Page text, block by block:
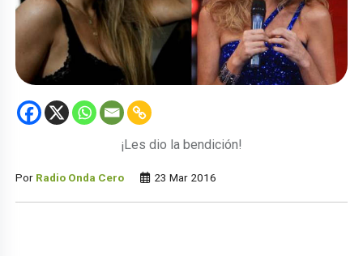
¡Les dio la bendición!
Por Radio Onda Cero 23 Mar 2016